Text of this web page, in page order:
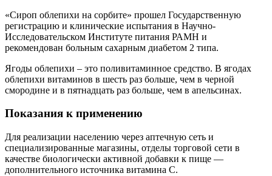
«Сироп облепихи на сорбите» прошел Государственную
регистрацию и клинические испытания в Научно-
Исследовательском Институте питания РАМН и
рекомендован больным сахарным диабетом 2 типа.
Ягоды облепихи – это поливитаминное средство. В ягодах
облепихи витаминов в шесть раз больше, чем в черной
смородине и в пятнадцать раз больше, чем в апельсинах.
Показания к применению
Для реализации населению через аптечную сеть и
специализированные магазины, отделы торговой сети в
качестве биологически активной добавки к пище —
дополнительного источника витамина С.